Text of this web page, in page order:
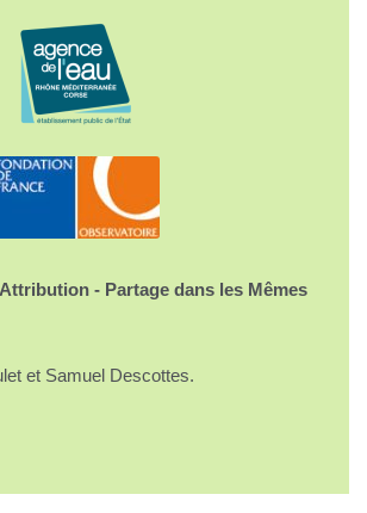
- Partage dans les Mêmes
et Samuel Descottes.